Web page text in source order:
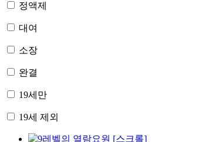
정액제
대여
소장
완결
19세만
19세 제외